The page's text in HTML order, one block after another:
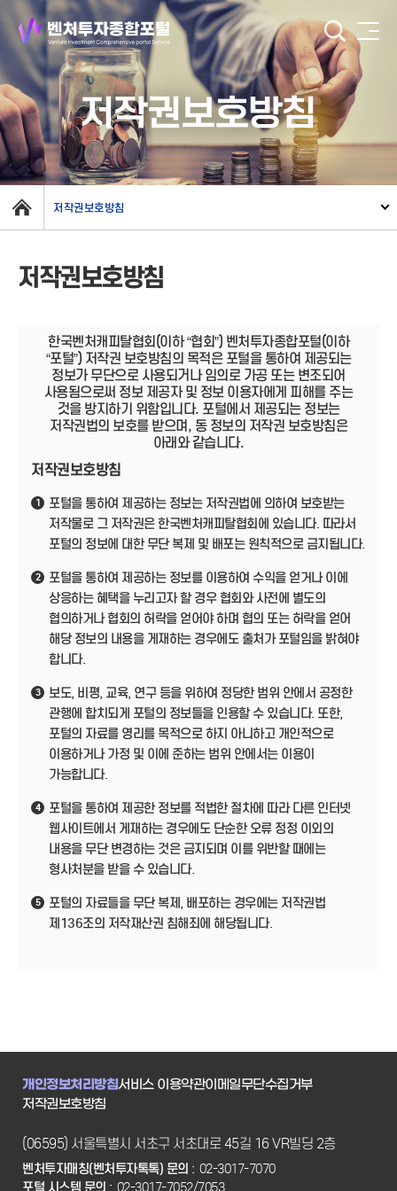
저작권보호방침
저작권보호방침
저작권보호방침
한국벤처캐피탈협회(이하 “협회”) 벤처투자종합포털(이하
“포털”) 저작권 보호방침의 목적은 포털을 통하여 제공되는
정보가 무단으로 사용되거나 임의로 가공 또는 변조되어
사용됨으로써 정보 제공자 및 정보 이용자에게 피해를 주는
것을 방지하기 위함입니다. 포털에서 제공되는 정보는
저작권법의 보호를 받으며, 동 정보의 저작권 보호방침은
아래와 같습니다.
저작권보호방침
1
포털을 통하여 제공하는 정보는 저작권법에 의하여 보호받는
저작물로 그 저작권은 한국벤처캐피탈협회에 있습니다. 따라서
포털의 정보에 대한 무단 복제 및 배포는 원칙적으로 금지됩니다.
2
포털을 통하여 제공하는 정보를 이용하여 수익을 얻거나 이에
상응하는 혜택을 누리고자 할 경우 협회와 사전에 별도의
협의하거나 협회의 허락을 얻어야 하며 협의 또는 허락을 얻어
해당 정보의 내용을 게재하는 경우에도 출처가 포털임을 밝혀야
합니다.
3
보도, 비평, 교육, 연구 등을 위하여 정당한 범위 안에서 공정한
관행에 합치되게 포털의 정보들을 인용할 수 있습니다. 또한,
포털의 자료를 영리를 목적으로 하지 아니하고 개인적으로
이용하거나 가정 및 이에 준하는 범위 안에서는 이용이
가능합니다.
4
포털을 통하여 제공한 정보를 적법한 절차에 따라 다른 인터넷
웹사이트에서 게재하는 경우에도 단순한 오류 정정 이외의
내용을 무단 변경하는 것은 금지되며 이를 위반할 때에는
형사처분을 받을 수 있습니다.
5
포털의 자료들을 무단 복제, 배포하는 경우에는 저작권법
제136조의 저작재산권 침해죄에 해당됩니다.
개인정보처리방침서비스 이용약관이메일무단수집거부
저작권보호방침
(06595) 서울특별시 서초구 서초대로 45길 16 VR빌딩 2층
벤처투자매칭(벤처투자톡톡) 문의 : 02-3017-7070
포털 시스템 문의 : 02-3017-7052/7053